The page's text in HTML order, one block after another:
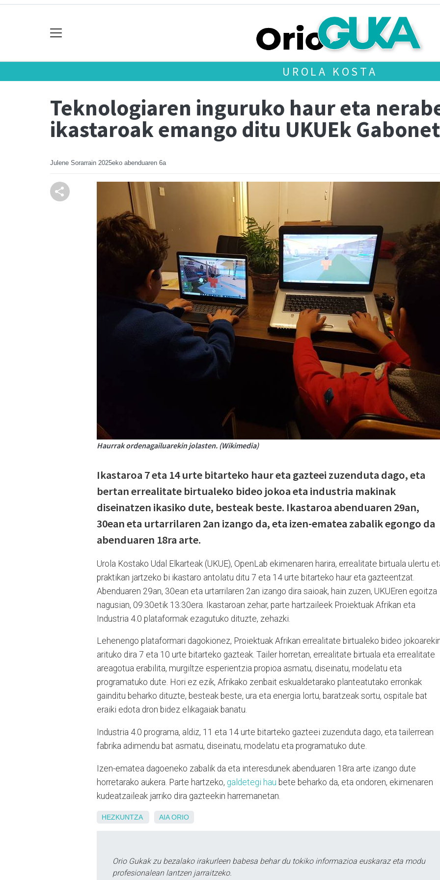
UROLA KOSTA
Teknologiaren inguruko haur eta
ikastaroak emango ditu UKUEk
Julene Sorarrain 2025eko abenduaren 6a
Haurrak ordenagailuarekin jolasten. (Wikimedia)
Ikastaroa 7 eta 14 urte bitarteko haur eta gazteei zuzenduta dago, eta
bertan errealitate birtualeko bideo jokoa eta industria makinak
diseinatzen ikasiko dute, besteak beste. Ikastaroa abenduaren 29an,
30ean eta urtarrilaren 2an izango da, eta izen-ematea zabalik egongo da
abenduaren 18ra arte.
Urola Kostako Udal Elkarteak (UKUE), OpenLab ekimenaren harira, errealitate birtuala ulertu
praktikan jartzeko bi ikastaro antolatu ditu 7 eta 14 urte bitarteko haur eta gazteentzat.
Abenduaren 29an, 30ean eta urtarrilaren 2an izango dira saioak, hain zuzen, UKUEren egoitza
nagusian, 09:30etik 13:30era. Ikastaroan zehar, parte hartzaileek Proiektuak Afrikan eta
Industria 4.0 plataformak ezagutuko dituzte, zehazki.
Lehenengo plataformari dagokionez, Proiektuak Afrikan errealitate birtualeko bideo
arituko dira 7 eta 10 urte bitarteko gazteak. Tailer horretan, errealitate birtuala eta errealitate
areagotua erabilita, murgiltze esperientzia propioa asmatu, diseinatu, modelatu eta
programatuko dute. Hori ez ezik, Afrikako zenbait eskualdetarako planteatutako erronkak
gainditu beharko dituzte, besteak beste, ura eta energia lortu, baratzeak sortu, ospitale bat
eraiki edota dron bidez elikagaiak banatu.
Industria 4.0 programa, aldiz, 11 eta 14 urte bitarteko gazteei zuzenduta dago, eta tailerrean
fabrika adimendu bat asmatu, diseinatu, modelatu eta programatuko dute.
Izen-ematea dagoeneko zabalik da eta interesdunek abenduaren 18ra arte izango dute
horretarako aukera. Parte hartzeko, galdetegi hau bete beharko da, eta ondoren, ekimenaren
kudeatzaileak jarriko dira gazteekin harremanetan.
HEZKUNTZA AIA ORIO
Orio Gukak zu bezalako irakurleen babesa behar du tokiko informazioa euskaraz eta modu
profesionalean lantzen jarraitzeko.